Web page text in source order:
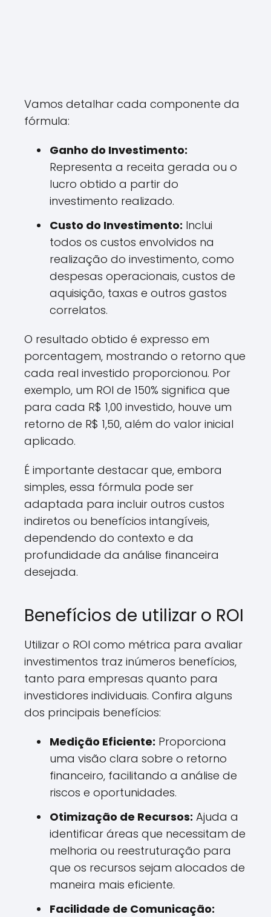
Vamos detalhar cada componente da
fórmula:
Ganho do Investimento:
Representa a receita gerada ou o
lucro obtido a partir do
investimento realizado.
Custo do Investimento: Inclui
todos os custos envolvidos na
realização do investimento, como
despesas operacionais, custos de
aquisição, taxas e outros gastos
correlatos.
O resultado obtido é expresso em
porcentagem, mostrando o retorno que
cada real investido proporcionou. Por
exemplo, um ROI de 150% significa que
para cada R$ 1,00 investido, houve um
retorno de R$ 1,50, além do valor inicial
aplicado.
É importante destacar que, embora
simples, essa fórmula pode ser
adaptada para incluir outros custos
indiretos ou benefícios intangíveis,
dependendo do contexto e da
profundidade da análise financeira
desejada.
Benefícios de utilizar o ROI
Utilizar o ROI como métrica para avaliar
investimentos traz inúmeros benefícios,
tanto para empresas quanto para
investidores individuais. Confira alguns
dos principais benefícios:
Medição Eficiente: Proporciona
uma visão clara sobre o retorno
financeiro, facilitando a análise de
riscos e oportunidades.
Otimização de Recursos: Ajuda a
identificar áreas que necessitam de
melhoria ou reestruturação para
que os recursos sejam alocados de
maneira mais eficiente.
Facilidade de Comunicação: